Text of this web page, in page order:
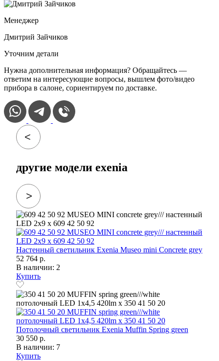
Менеджер
Дмитрий Зайчиков
Уточним детали
Нужна дополнительная информация? Обращайтесь —
ответим на интересующие вопросы, вышлем фото/видео
прибора в салоне, сориентируем по доставке.
другие модели exenia
Настенный светильник Exenia Museo mini Concrete grey
52 764 р.
В наличии: 2
Купить
Потолочный светильник Exenia Muffin Spring green
30 550 р.
В наличии: 7
Купить